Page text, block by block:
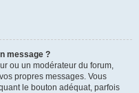
message ?
ou un modérateur du forum,
propres messages. Vous
le bouton adéquat, parfois